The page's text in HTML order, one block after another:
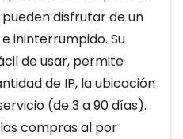
pueden disfrutar de un
ininterrumpido. Su
de usar, permite
de IP, la ubicación
(de 3 a 90 días).
compras al por